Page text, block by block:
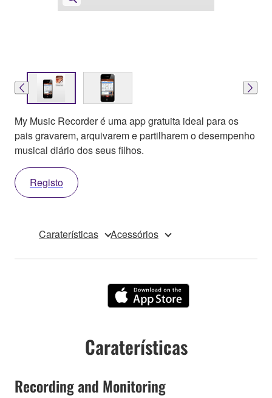
My Music Recorder é uma app gratuita ideal para os
pais gravarem, arquivarem e partilharem o desempenho
musical diário dos seus filhos.
Registo
Caraterísticas Acessórios
Caraterísticas
Recording and Monitoring